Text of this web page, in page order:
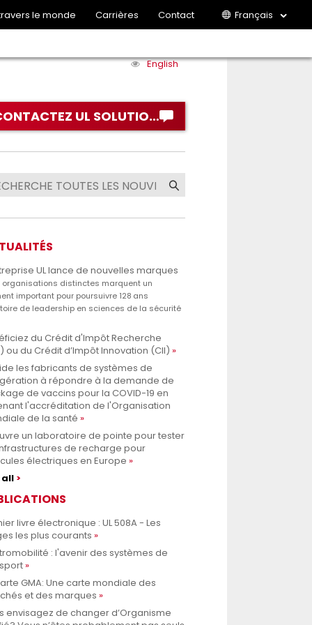
le monde Carrières Contact Français
English
CONTACTEZ UL SOLUTIONS
UL lance de nouvelles marques
organisations distinctes marquent un
important pour poursuivre 128 ans
de leadership en sciences de la sécurité
du Crédit d'Impôt Recherche
ou du Crédit d’Impôt Innovation (CII)
les fabricants de systèmes de
à répondre à la demande de
de vaccins pour la COVID-19 en
l'accréditation de l'Organisation
de la santé
un laboratoire de pointe pour tester
de recharge pour
électriques en Europe
all
livre électronique : UL 508A - Les
les plus courants
: l'avenir des systèmes de
GMA: Une carte mondiale des
et des marques
envisagez de changer d’Organisme